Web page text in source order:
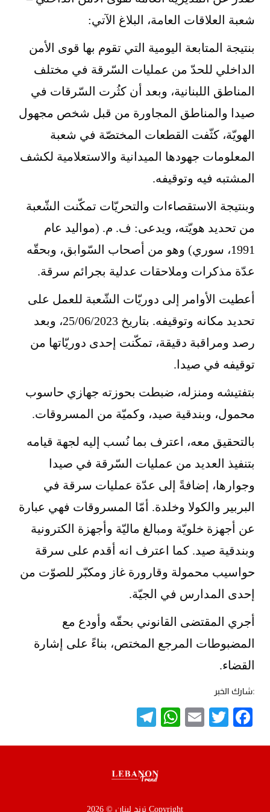
شعبة العلاقات العامة، البلاغ الآتي:
بنتيجة المتابعة اليومية التي تقوم بها قوى الأمن
الداخلي للحدّ من عمليات السّرقة في مختلف
المناطق اللبنانية، وبعد أن كثُرت السّرقات في
صيدا والمناطق المجاورة من قبل شخص مجهول
الهويّة، كثّفت القطعات المختصّة في شعبة
المعلومات جهودها الميدانية والاستعلامية لكشف
المشتبه فيه وتوقيفه.
وبنتيجة الاستقصاءات والتحريّات تمكّنت الشّعبة
من تحديد هويّته، ويدعى: ف. م. (مواليد عام
1991، سوري) وهو من أصحاب السّوابق، وبحقّه
عدّة مذكرات وملاحقات عدلية بجرائم سرقة.
أعطيت الأوامر إلى دوريّات الشّعبة للعمل على
تحديد مكانه وتوقيفه. بتاريخ 25/06/2023، وبعد
رصد ومراقبة دقيقة، تمكّنت إحدى دوريّاتها من
توقيفه في صيدا.
بتفتيشه ومنزله، ضبطت بحوزته جهازي حاسوب
محمول، وبندقية صيد، وكميّة من المسروقات.
بالتحقيق معه، اعترف بما نُسب إليه لجهة قيامه
بتنفيذ العديد من عمليات السّرقة في صيدا
وجوارها، إضافةً إلى عدّة عمليات سرقة في
البربير والكولا وخلدة. أمّا المسروقات فهي عبارة
عن أجهزة خلويّة ومبالغ ماليّة وأجهزة الكترونية
وبندقية صيد. كما اعترف انه أقدم على سرقة
حواسيب محمولة وقارورة غاز ومكبّر للصوّت من
إحدى المدارس في الجيّة.
أجري المقتضى القانوني بحقّه وأودع مع
المضبوطات المرجع المختص، بناءً على إشارة
القضاء.
:شارك الخبر
Facebook
Twitter
Email
WhatsApp
Copyright ترند لبنان © 2026